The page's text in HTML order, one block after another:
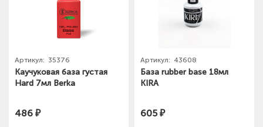
Артикул: 35376
Каучуковая база густая
Hard 7мл Berka
486 ₽
Артикул: 43608
База rubber base 18мл
KIRA
605 ₽